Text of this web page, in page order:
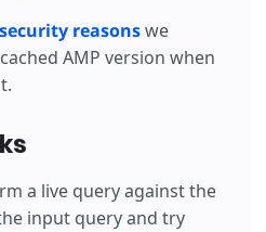
reasonswe
AMP version when
a live query against the
input query and try